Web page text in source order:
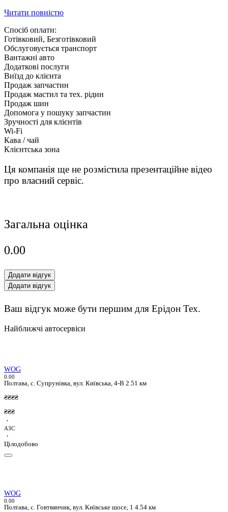
Читати повністю
Спосіб оплати:
Готівковий, Безготівковий
Обслуговується транспорт
Вантажні авто
Додаткові послуги
Виїзд до клієнта
Продаж запчастин
Продаж мастил та тех. рідин
Продаж шин
Допомога у пошуку запчастин
Зручності для клієнтів
Wi-Fi
Кава / чай
Клієнтська зона
Ця компанія ще не розмістила презентаційне відео
про власний сервіс.
Загальна оцінка
0.00
Додати відгук
Додати відгук
Ваш відгук може бути першим для Ерідон Тех.
Найближчі автосервіси
WOG
0.00
Полтава, с. Супрунiвка, вул. Київська, 4-В 2.51 км
₴₴₴₴
₴₴₴
·
АЗС
·
Цілодобово
WOG
0.00
Полтава, с. Говтвянчик, вул. Київське шосе, 1 4.54 км